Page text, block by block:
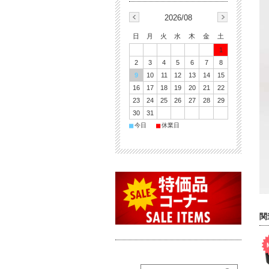
2026/08
日 月 火 水 木 金
土
1
2
3 4 5 6 7
8
9
10 11 12 13 14
15
16
17 18 19 20 21
22
23
24 25 26 27 28
29
30
31
■今日 ■休業日